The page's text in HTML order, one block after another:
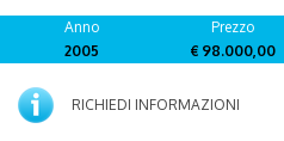
Anno
Prezzo
2005 € 98.000,00
RICHIEDI INFORMAZIONI